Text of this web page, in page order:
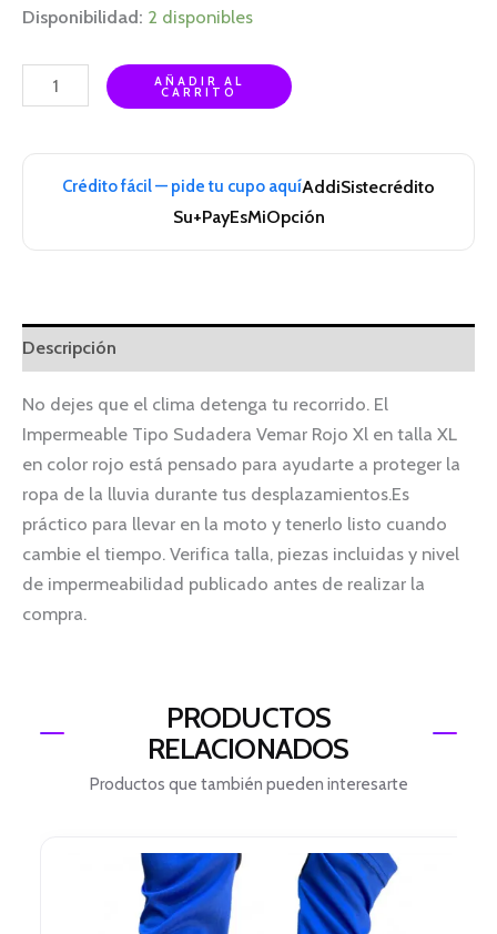
Disponibilidad: 2 disponibles
AÑADIR AL
CARRITO
Crédito fácil — pide tu cupo aquíAddiSistecrédito
Su+PayEsMiOpción
Descripción
No dejes que el clima detenga tu recorrido. El
Impermeable Tipo Sudadera Vemar Rojo Xl en talla XL
en color rojo está pensado para ayudarte a proteger la
ropa de la lluvia durante tus desplazamientos.Es
práctico para llevar en la moto y tenerlo listo cuando
cambie el tiempo. Verifica talla, piezas incluidas y nivel
de impermeabilidad publicado antes de realizar la
compra.
PRODUCTOS
RELACIONADOS
Productos que también pueden interesarte